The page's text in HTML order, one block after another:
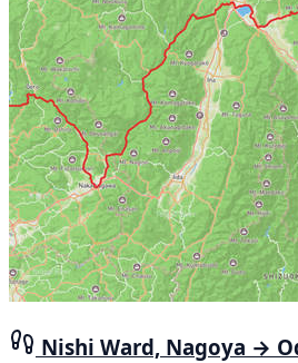
Nishi Ward, Nagoya →